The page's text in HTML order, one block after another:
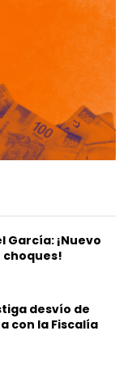
García: ¡Nuevo
choques!
desvío de
con la Fiscalía